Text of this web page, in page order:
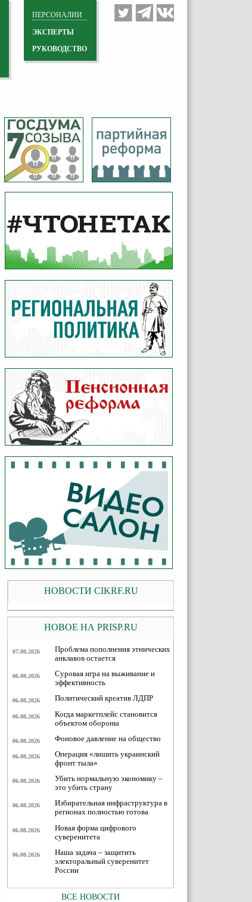
ПЕРСОНАЛИИ
ЭКСПЕРТЫ
РУКОВОДСТВО
НОВОСТИ CIKRF.RU
НОВОЕ НА PRISP.RU
07.08.2026
Проблема пополнения этнических
анклавов остается
06.08.2026
Суровая игра на выживание и
эффективность
06.08.2026 Политический креатив ЛДПР
06.08.2026
Когда маркетплейс становится
объектом обороны
06.08.2026 Фоновое давление на общество
06.08.2026
Операция «лишить украинский
фронт тыла»
06.08.2026
Убить нормальную экономику –
это убить страну
06.08.2026
Избирательная инфраструктура в
регионах полностью готова
06.08.2026
Новая форма цифрового
суверенитета
06.08.2026
Наша задача – защитить
электоральный суверенитет
России
ВСЕ НОВОСТИ